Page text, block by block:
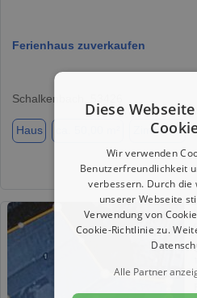
Ferienhaus zuverkaufen
Schalkenbach, 53426
Haus Zimmer 1
Diese
Wir verwenden
Benutzerfreundlichkeit
verbessern. Durch die
unserer Webseite
Verwendung von
Cookie-Richtlinie zu.
Alle Partner